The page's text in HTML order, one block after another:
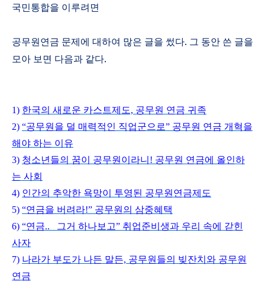
국민통합을 이루려면
공무원연금 문제에 대하여 많은 글을 썼다. 그 동안 쓴 글을
모아 보면 다음과 같다.
1) 한국의 새로운 카스트제도, 공무원 연금 귀족
2) “공무원을 덜 매력적인 직업군으로” 공무원 연금 개혁을
해야 하는 이유
3) 청소년들의 꿈이 공무원이라니! 공무원 연금에 올인하
는 사회
4) 인간의 추악한 욕망이 투영된 공무원연금제도
5) “연금을 버려라!” 공무원의 삼중혜택
6) “연금.. 그거 하나보고” 취업준비생과 우리 속에 갇힌
사자
7) 나라가 부도가 나든 말든, 공무원들의 빚잔치와 공무원
연금